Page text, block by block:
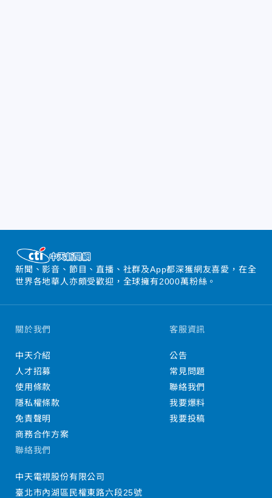
新聞、影音、節目、直播、社群及App都深獲網友喜愛，在全
世界各地華人亦頗受歡迎，全球擁有2000萬粉絲。
關於我們
中天介紹
人才招募
使用條款
隱私權條款
免責聲明
商務合作方案
客服資訊
公告
常見問題
聯絡我們
我要爆料
我要投稿
聯絡我們
中天電視股份有限公司
臺北市內湖區民權東路六段25號